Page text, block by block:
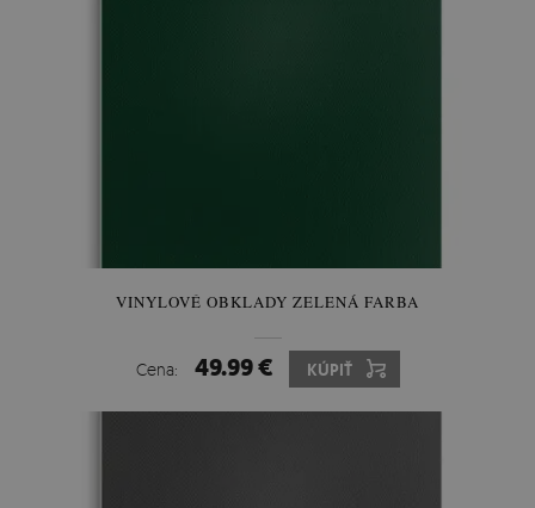
VINYLOVÉ OBKLADY ZELENÁ FARBA
Cena: 49.99 € KÚPIŤ